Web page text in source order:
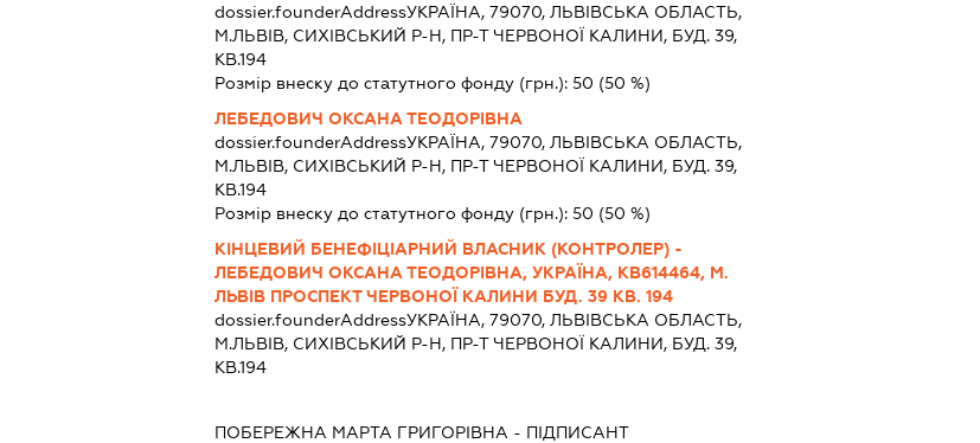
dossier.founderAddressУКРАЇНА, 79070, ЛЬВIВСЬКА ОБЛАСТЬ,
М.ЛЬВІВ, СИХІВСЬКИЙ Р-Н, ПР-Т ЧЕРВОНОЇ КАЛИНИ, БУД. 39,
КВ.194
Розмір внеску до статутного фонду (грн.):50 (50 %)
ЛЕБЕДОВИЧ ОКСАНА ТЕОДОРІВНА
dossier.founderAddressУКРАЇНА, 79070, ЛЬВIВСЬКА ОБЛАСТЬ,
М.ЛЬВІВ, СИХІВСЬКИЙ Р-Н, ПР-Т ЧЕРВОНОЇ КАЛИНИ, БУД. 39,
КВ.194
Розмір внеску до статутного фонду (грн.):50 (50 %)
КІНЦЕВИЙ БЕНЕФІЦІАРНИЙ ВЛАСНИК (КОНТРОЛЕР) -
ЛЕБЕДОВИЧ ОКСАНА ТЕОДОРІВНА, УКРАЇНА, КВ614464, М.
ЛЬВІВ ПРОСПЕКТ ЧЕРВОНОЇ КАЛИНИ БУД. 39 КВ. 194
dossier.founderAddressУКРАЇНА, 79070, ЛЬВIВСЬКА ОБЛАСТЬ,
М.ЛЬВІВ, СИХІВСЬКИЙ Р-Н, ПР-Т ЧЕРВОНОЇ КАЛИНИ, БУД. 39,
КВ.194
ПОБЕРЕЖНА МАРТА ГРИГОРІВНА - ПІДПИСАНТ